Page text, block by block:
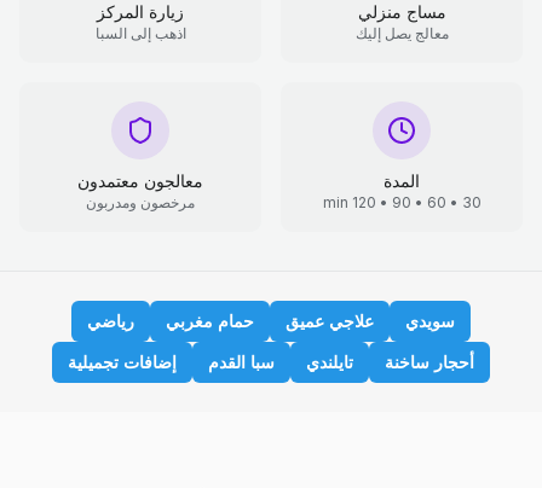
مساج منزلي
معالج يصل إليك
زيارة المركز
اذهب إلى السبا
المدة
30 • 60 • 90 • 120 min
معالجون معتمدون
مرخصون ومدربون
سويدي علاجي عميق حمام مغربي
رياضي
أحجار ساخنة
تايلندي سبا القدم إضافات تجميلية